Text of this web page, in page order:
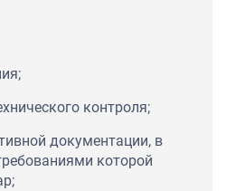
контроля;
документации, в
которой